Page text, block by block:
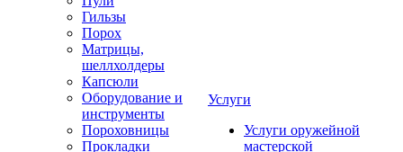
Гильзы
Порох
Матрицы,
шеллхолдеры
Капсюли
Оборудование и
инструменты
Пороховницы
Прокладки
Услуги
Услуги оружейной
мастерской